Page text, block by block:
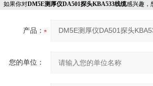
如果你对DM5E测厚仪DA501探头KBA533线缆感兴趣，
产品：
您的单位：